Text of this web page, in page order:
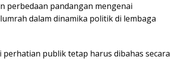
perbedaan pandangan mengenai
dalam dinamika politik di lembaga
publik tetap harus dibahas secara